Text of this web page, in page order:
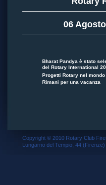
06
Bharat Pandya è stato
del Rotary International
Progetti Rotary nel
Rimani per una vacanza
Copyright © 2010 Rotary Club
Lungarno del Tempio, 44 (Firenze)